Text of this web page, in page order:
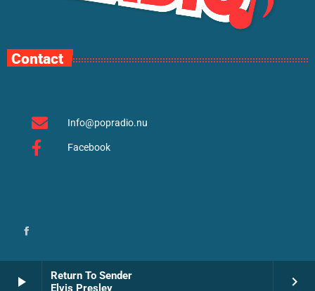
play_arrow
Return To Sender
Elvis Presley
keyboard_arrow_right
Contact
Info@popradio.nu
Facebook